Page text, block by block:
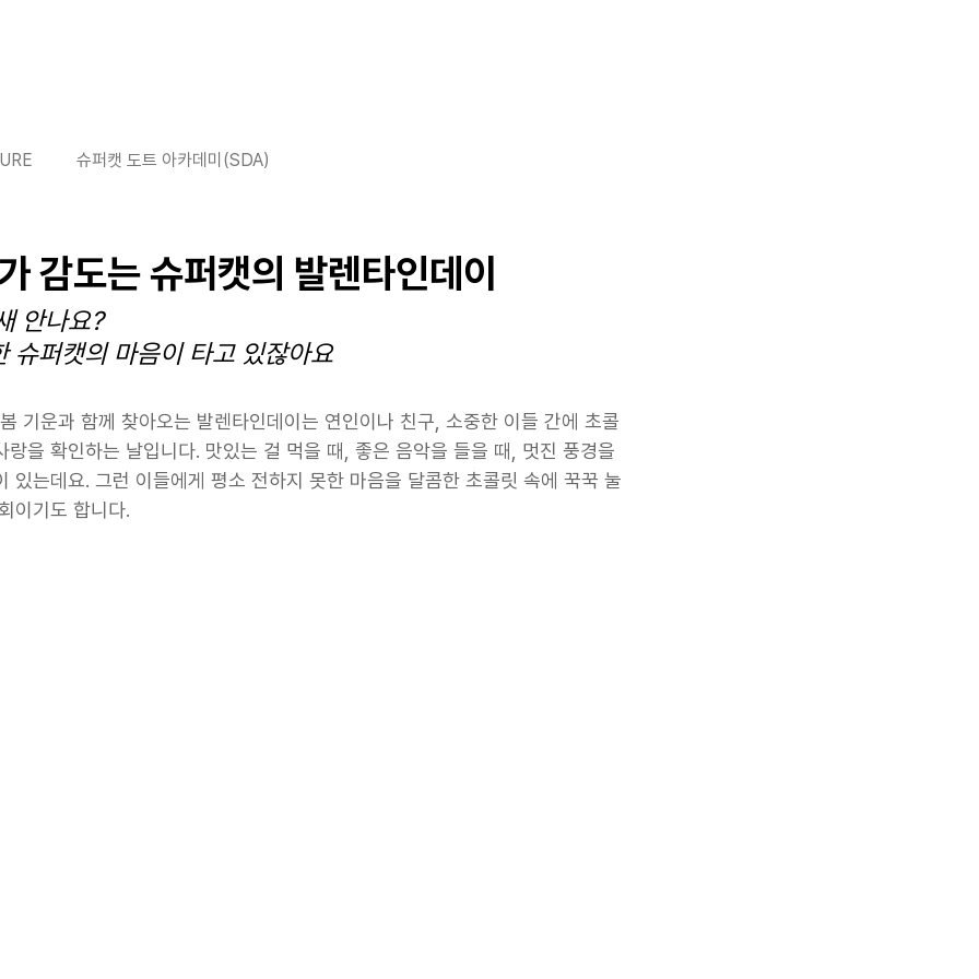
슈퍼캣 도트 아카데미(SDA)
감도는 슈퍼캣의 발렌타인데이
안나요?
슈퍼캣의 마음이 타고 있잖아요
기운과 함께 찾아오는 발렌타인데이는 연인이나 친구, 소중한 이들 간에 초콜
랑을 확인하는 날입니다. 맛있는 걸 먹을 때, 좋은 음악을 들을 때, 멋진 풍경을
있는데요. 그런 이들에게 평소 전하지 못한 마음을 달콤한 초콜릿 속에 꾹꾹 눌
이기도 합니다.